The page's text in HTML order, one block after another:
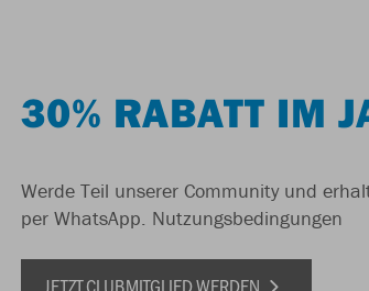
30% RABATT IM
Werde Teil unserer Community und
per WhatsApp. Nutzungsbedingungen